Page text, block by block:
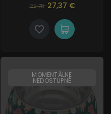
29,75 27,37 €
MOMENTÁLNE
NEDOSTUPNÉ